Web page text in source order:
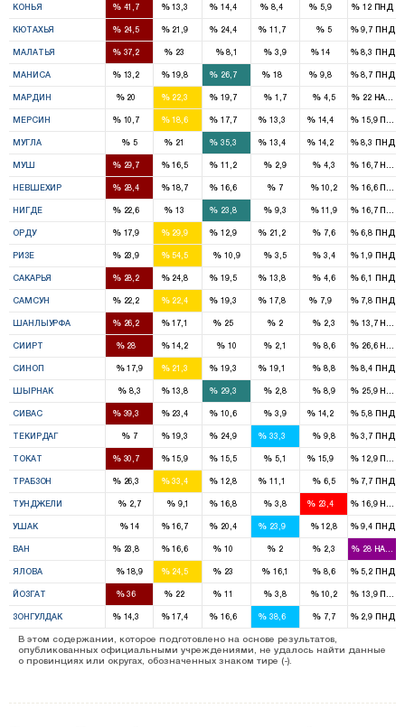
КОНЬЯ %41,7 %13,3 % 14,4 % 8,4 % 5,9 %12 ПНД
КЮТАХЬЯ %24,5 %21,9 % 24,4 %11,7 %5 %9,7 ПНД
МАЛАТЬЯ %37,2 % 23 %8,1 % 3,9 %14 %8,3 ПНД
МАНИСА %13,2 %19,8 % 26,7 %18 % 9,8 %8,7 ПНД
МАРДИН %20 %22,3 % 19,7 % 1,7 % 4,5 %22 HADEP
МЕРСИН %10,7 %18,6 % 17,7 %13,3 %14,4 %15,9ПНД
МУГЛА %5 % 21 % 35,3 %13,4 %14,2 %8,3 ПНД
МУШ %29,7 %16,5 % 11,2 % 2,9 % 4,3 %16,7
НЕВШЕХИР %28,4 %18,7 % 16,6 % 7 %10,2 %16,6ПНД
НИГДЕ %22,6 % 13 % 23,8 % 9,3 %11,9 %16,7ПНД
ОРДУ %17,9 %29,9 % 12,9 %21,2 % 7,6 %6,8 ПНД
РИЗЕ %23,9 %54,5 % 10,9 % 3,5 % 3,4 %1,9 ПНД
САКАРЬЯ %28,2 %24,8 % 19,5 %13,8 % 4,6 %6,1 ПНД
САМСУН %22,2 %22,4 % 19,3 %17,8 % 7,9 %7,8 ПНД
ШАНЛЫУРФА %26,2 %17,1 % 25 % 2 % 2,3 %13,7
СИИРТ %28 %14,2 %10 % 2,1 % 8,6 %26,6
СИНОП %17,9 %21,3 % 19,3 %19,1 % 8,8 %8,4 ПНД
ШЫРНАК % 8,3 %13,8 % 29,3 % 2,8 % 8,9 %25,9
СИВАС %39,3 %23,4 % 10,6 % 3,9 %14,2 %5,8 ПНД
ТЕКИРДАГ %7 %19,3 % 24,9 %33,3 % 9,8 %3,7 ПНД
ТОКАТ %30,7 %15,9 % 15,5 % 5,1 %15,9 %12,9ПНД
ТРАБЗОН %26,3 %33,4 % 12,8 %11,1 % 6,5 %7,7 ПНД
ТУНДЖЕЛИ % 2,7 %9,1 % 16,8 % 3,8 %23,4 %16,9
УШАК %14 %16,7 % 20,4 %23,9 %12,8 %9,4 ПНД
ВАН %23,8 %16,6 % 10 % 2 % 2,3 %28 HADEP
ЯЛОВА %18,9 %24,5 % 23 %16,1 % 8,6 %5,2 ПНД
ЙОЗГАТ %36 % 22 % 11 % 3,8 %10,2 %13,9ПНД
ЗОНГУЛДАК %14,3 %17,4 % 16,6 %38,6 % 7,7 %2,9 ПНД
В этом содержании, которое подготовлено на основе результатов,
опубликованных официальными учреждениями, не удалось найти данные
о провинциях или округах, обозначенных знаком тире (-).